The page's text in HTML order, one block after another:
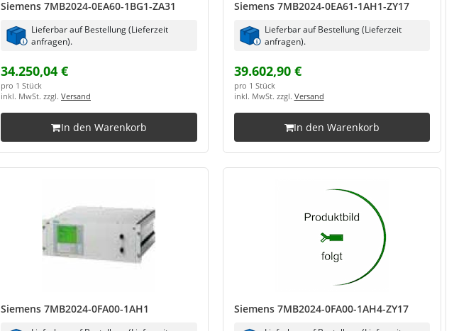
Siemens 7MB2024-0EA60-1BG1-ZA31
Lieferbar auf Bestellung (Lieferzeit
anfragen).
34.250,04 €
pro 1 Stück
inkl. MwSt. zzgl. Versand
In den Warenkorb
Siemens 7MB2024-0EA61-1AH1-ZY17
Lieferbar auf Bestellung (Lieferzeit
anfragen).
39.602,90 €
pro 1 Stück
inkl. MwSt. zzgl. Versand
In den Warenkorb
Siemens 7MB2024-0FA00-1AH1 Siemens 7MB2024-0FA00-1AH4-ZY17